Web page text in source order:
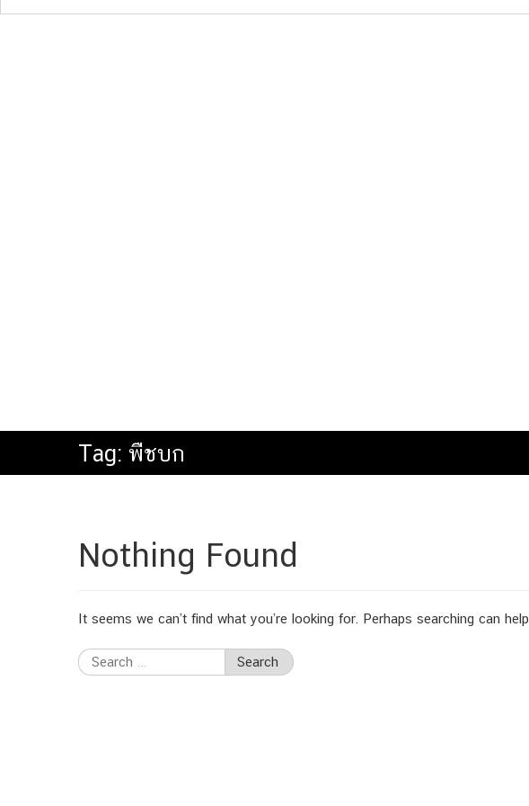
Tag: พืชบก
Nothing Found
It seems we can’t find what you’re looking for. Perhaps searching can help.
Search
for: